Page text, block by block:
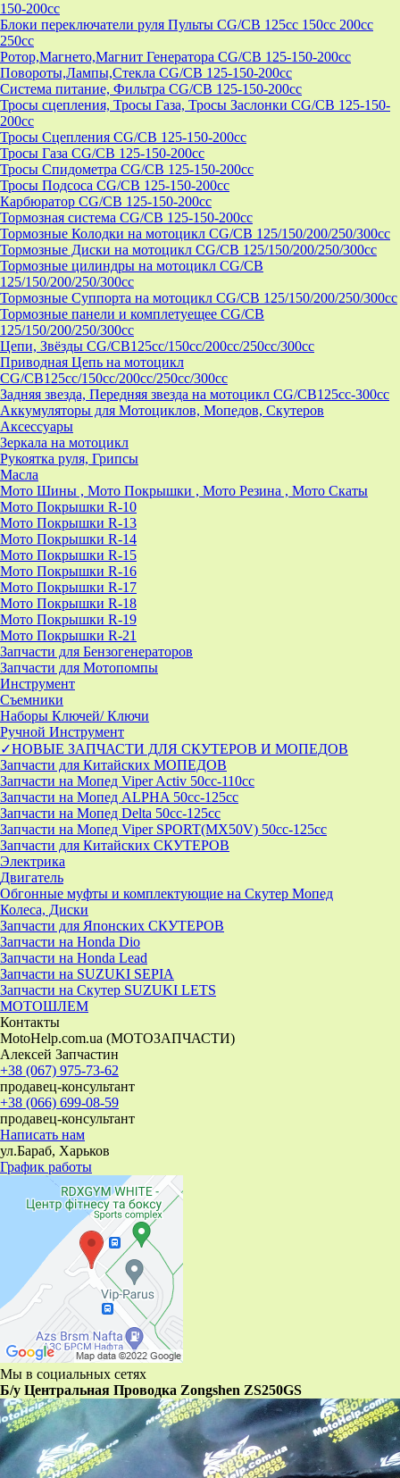
150-200cc
Блоки переключатели руля Пульты CG/CB 125cc 150cc 200cc
250cc
Ротор,Магнето,Магнит Генератора CG/CB 125-150-200cc
Повороты,Лампы,Стекла CG/CB 125-150-200cc
Система питание, Фильтра CG/CB 125-150-200cc
Тросы сцепления, Тросы Газа, Тросы Заслонки CG/CB 125-150-
200cc
Тросы Сцепления CG/CB 125-150-200cc
Тросы Газа CG/CB 125-150-200cc
Тросы Спидометра CG/CB 125-150-200cc
Тросы Подсоса CG/CB 125-150-200cc
Карбюратор CG/CB 125-150-200cc
Тормозная система CG/CB 125-150-200cc
Тормозные Колодки на мотоцикл CG/CB 125/150/200/250/300cc
Тормозные Диски на мотоцикл CG/CB 125/150/200/250/300cc
Тормозные цилиндры на мотоцикл CG/CB
125/150/200/250/300cc
Тормозные Суппорта на мотоцикл CG/CB 125/150/200/250/300cc
Тормозные панели и комплетуещее CG/CB
125/150/200/250/300cc
Цепи, Звёзды CG/CB125cc/150cc/200cc/250cc/300cc
Приводная Цепь на мотоцикл
CG/CB125cc/150cc/200cc/250cc/300cc
Задняя звезда, Передняя звезда на мотоцикл CG/CB125cc-300сс
Аккумуляторы для Мотоциклов, Мопедов, Скутеров
Аксессуары
Зеркала на мотоцикл
Рукоятка руля, Грипсы
Масла
Мото Шины , Мото Покрышки , Мото Резина , Мото Скаты
Мото Покрышки R-10
Мото Покрышки R-13
Мото Покрышки R-14
Мото Покрышки R-15
Мото Покрышки R-16
Мото Покрышки R-17
Мото Покрышки R-18
Мото Покрышки R-19
Мото Покрышки R-21
Запчасти для Бензогенераторов
Запчасти для Мотопомпы
Инструмент
Съемники
Наборы Ключей/ Ключи
Ручной Инструмент
✓НОВЫЕ ЗАПЧАСТИ ДЛЯ СКУТЕРОВ И МОПЕДОВ
Запчасти для Китайских МОПЕДОВ
Запчасти на Мопед Viper Activ 50cc-110cc
Запчасти на Мопед ALPHA 50cc-125cc
Запчасти на Мопед Delta 50cc-125cc
Запчасти на Мопед Viper SPORT(MX50V) 50cc-125cc
Запчасти для Китайских СКУТЕРОВ
Электрика
Двигатель
Обгонные муфты и комплектующие на Скутер Мопед
Колеса, Диски
Запчасти для Японских СКУТЕРОВ
Запчасти на Honda Dio
Запчасти на Honda Lead
Запчасти на SUZUKI SEPIA
Запчасти на Скутер SUZUKI LETS
МОТОШЛЕМ
Контакты
MotoHelp.com.ua (МОТОЗАПЧАСТИ)
Алексей Запчастин
+38 (067) 975-73-62
продавец-консультант
+38 (066) 699-08-59
продавец-консультант
Написать нам
ул.Бараб, Харьков
График работы
Мы в социальных сетях
Б/у Центральная Проводка Zongshen ZS250GS